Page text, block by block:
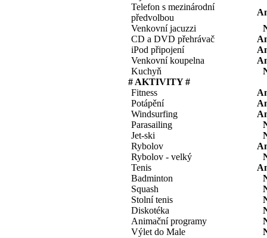
Telefon s mezinárodní
předvolbou
Venkovní jacuzzi
CD a DVD přehrávač
iPod připojení
Venkovní koupelna
Kuchyň
# AKTIVITY #
Fitness
Potápění
Windsurfing
Parasailing
Jet-ski
Rybolov
Rybolov - velký
Tenis
Badminton
Squash
Stolní tenis
Diskotéka
Animační programy
Výlet do Male